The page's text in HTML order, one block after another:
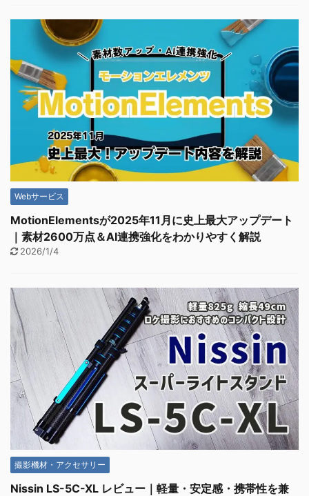
Webサービス
MotionElementsが2025年11月に史上最大アップデート
｜素材2600万点＆AI連携強化をわかりやすく解説
2026/1/4
撮影機材・アクセサリー
Nissin LS-5C-XL レビュー｜軽量・安定感・携帯性を兼